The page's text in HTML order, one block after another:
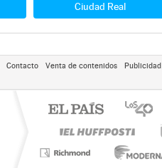
Ciudad Real
Contacto Venta de contenidos Publicidad